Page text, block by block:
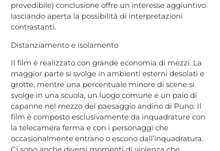
prevedibile) conclusione offre un interesse aggiuntivo
lasciando aperta la possibilità di interpretazioni
contrastanti.
Distanziamento e isolamento
Il film è realizzato con grande economia di mezzi. La
maggior parte si svolge in ambienti esterni desolati e
grotte, mentre una percentuale minore di scene si
svolge in una scuola, un luogo comune e un paio di
capanne nel mezzo del paesaggio andino di Puno. Il
film è composto esclusivamente da inquadrature con
la telecamera ferma e con i personaggi che
occasionalmente entrano o escono dall’inquadratura.